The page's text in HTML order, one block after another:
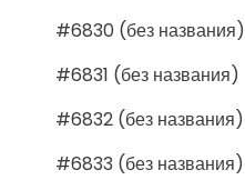
#6830 (без названия)
#6831 (без названия)
#6832 (без названия)
#6833 (без названия)